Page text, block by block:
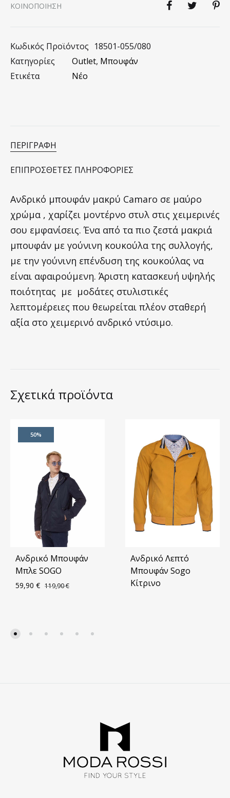
KΟΙΝΟΠΟΊΗΣΗ
Κωδικός Προϊόντος 18501-055/080
Κατηγορίες
Outlet, Μπουφάν
Ετικέτα
Νέο
ΠΕΡΙΓΡΑΦΉ
ΕΠΙΠΡΌΣΘΕΤΕΣ ΠΛΗΡΟΦΟΡΊΕΣ
Aνδρικό μπουφάν μακρύ Camaro σε μαύρο
χρώμα , χαρίζει μοντέρνο στυλ στις χειμερινές
σου εμφανίσεις. Ένα από τα πιο ζεστά μακριά
μπουφάν με γούνινη κουκούλα της συλλογής,
με την γούνινη επένδυση της κουκούλας να
είναι αφαιρούμενη. Άριστη κατασκευή υψηλής
ποιότητας με μοδάτες στυλιστικές
λεπτομέρειες που θεωρείται πλέον σταθερή
αξία στο χειμερινό ανδρικό ντύσιμο.
Σχετικά προϊόντα
50%
Ανδρικό Μπουφάν
Μπλε SOGO
59,90 € 119,90€
Ανδρικό Λεπτό
Μπουφάν Sogo
Κίτρινο